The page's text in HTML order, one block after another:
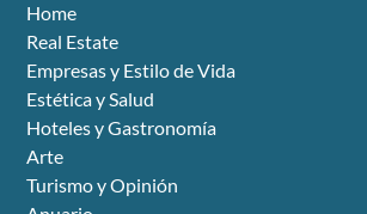
Home
Real Estate
Empresas y Estilo de Vida
Estética y Salud
Hoteles y Gastronomía
Arte
Turismo y Opinión